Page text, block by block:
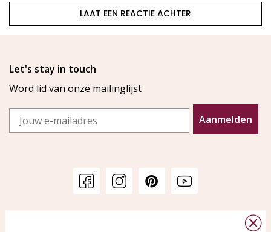
LAAT EEN REACTIE ACHTER
Let's stay in touch
Word lid van onze mailinglijst
Email
Aanmelden